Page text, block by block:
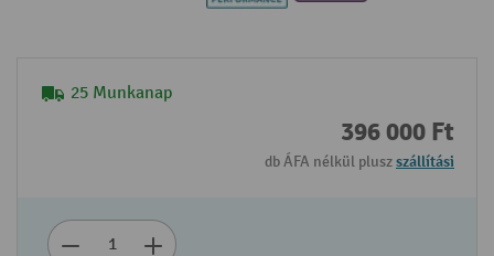
25 Munkanap
396 000 Ft
db ÁFA nélkül pluszszállítási